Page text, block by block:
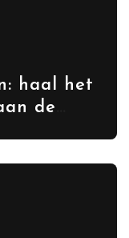
haal het
de